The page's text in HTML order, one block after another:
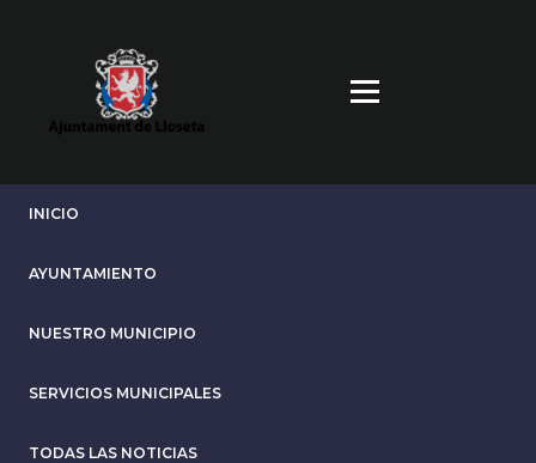
INICIO
AYUNTAMIENTO
NUESTRO MUNICIPIO
SERVICIOS MUNICIPALES
TODAS LAS NOTICIAS